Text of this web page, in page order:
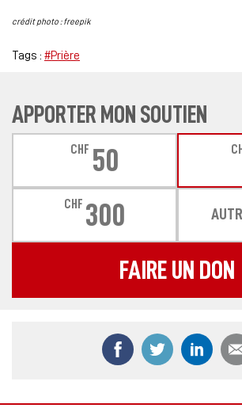
crédit photo : freepik
Tags : #Prière
APPORTER MON SOUTIEN
CHF 50
CHF 300
FAIRE UN DON
Partager ce